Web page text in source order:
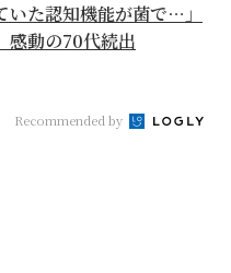
いた認知機能が菌で…」
感動の70代続出
Recommended by